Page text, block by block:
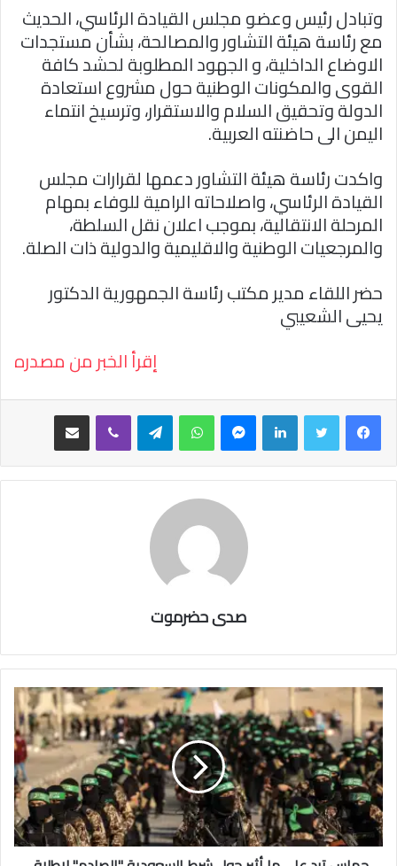
وتبادل رئيس وعضو مجلس القيادة الرئاسي، الحديث
مع رئاسة هيئة التشاور والمصالحة، بشأن مستجدات
الاوضاع الداخلية، و الجهود المطلوبة لحشد كافة
القوى والمكونات الوطنية حول مشروع استعادة
الدولة وتحقيق السلام والاستقرار، وترسيخ انتماء
اليمن الى حاضنته العربية.
واكدت رئاسة هيئة التشاور دعمها لقرارات مجلس
القيادة الرئاسي، واصلاحاته الرامية للوفاء بمهام
المرحلة الانتقالية، بموجب اعلان نقل السلطة،
والمرجعيات الوطنية والاقليمية والدولية ذات الصلة.
حضر اللقاء مدير مكتب رئاسة الجمهورية الدكتور
يحيى الشعيبي
إقرأ الخبر من مصدره
فيسبوك لينكدإن واتساب تيلقرام
صدى حضرموت